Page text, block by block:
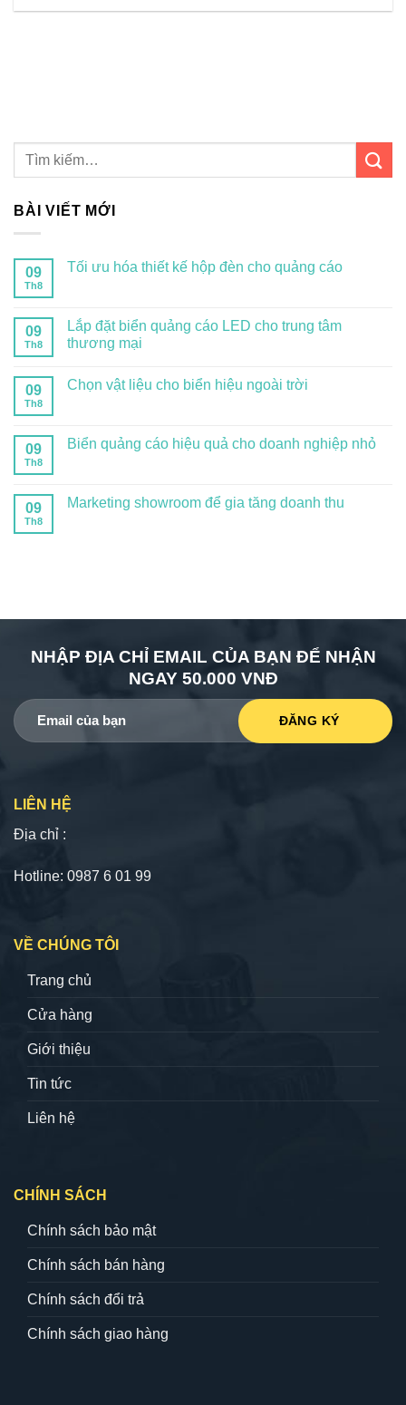
BÀI VIẾT MỚI
09
Th8
Tối ưu hóa thiết kế hộp đèn cho quảng cáo
09
Th8
Lắp đặt biển quảng cáo LED cho trung tâm
thương mại
09
Th8
Chọn vật liệu cho biển hiệu ngoài trời
09
Th8
Biển quảng cáo hiệu quả cho doanh nghiệp nhỏ
09
Th8
Marketing showroom để gia tăng doanh thu
NHẬP ĐỊA CHỈ EMAIL CỦA BẠN ĐỂ NHẬN
NGAY 50.000 VNĐ
LIÊN HỆ
Địa chỉ :
Hotline: 0987 6 01 99
VỀ CHÚNG TÔI
Trang chủ
Cửa hàng
Giới thiệu
Tin tức
Liên hệ
CHÍNH SÁCH
Chính sách bảo mật
Chính sách bán hàng
Chính sách đổi trả
Chính sách giao hàng